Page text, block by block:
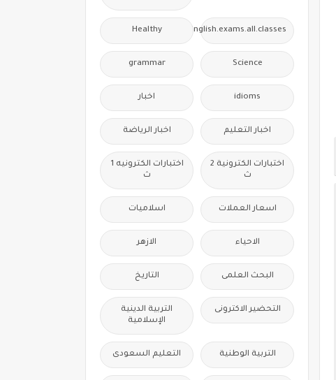
Free.English.exams.all.classes
Healthy
Science
grammar
idioms اخبار
اخبار التعليم اخبار الرياضة
اختبارات الكترونية 2
ث
اختبارات الكترونيه 1
ث
اسعار العملات اسلاميات
الاحياء الازهر
البحث العلمى التاريخ
التحضير الاكترونى
التربية الدينية
الإسلامية
التربية الوطنية التعليم السعودى